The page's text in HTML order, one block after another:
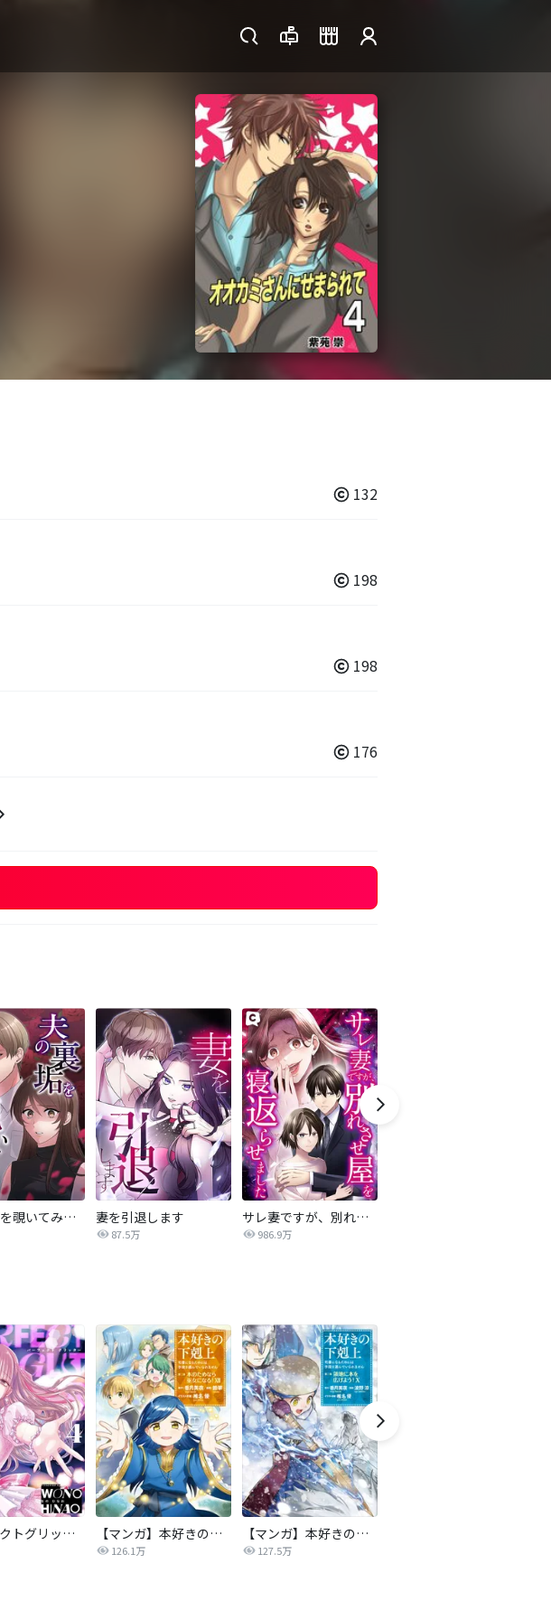
132
198
198
176
夫の裏垢を覗いてみたら 妻を引退します
87.5万
サレ妻ですが、別れさせ屋を寝返らせました
986.9万
パーフェクトグリッター 【マンガ】本好きの下剋上 第二部
126.1万
【マンガ】本好きの下剋上 第三部
127.5万